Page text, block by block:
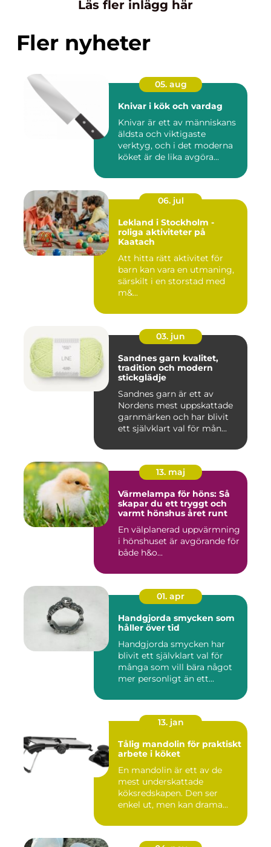
Läs fler inlägg här
Fler nyheter
05. aug
Knivar i kök och vardag
Knivar är ett av människans
äldsta och viktigaste
verktyg, och i det moderna
köket är de lika avgöra...
06. jul
Lekland i Stockholm -
roliga aktiviteter på
Kaatach
Att hitta rätt aktivitet för
barn kan vara en utmaning,
särskilt i en storstad med
m&...
03. jun
Sandnes garn kvalitet,
tradition och modern
stickglädje
Sandnes garn är ett av
Nordens mest uppskattade
garnmärken och har blivit
ett självklart val för mån...
13. maj
Värmelampa för höns: Så
skapar du ett tryggt och
varmt hönshus året runt
En välplanerad uppvärmning
i hönshuset är avgörande för
både h&o...
01. apr
Handgjorda smycken som
håller över tid
Handgjorda smycken har
blivit ett självklart val för
många som vill bära något
mer personligt än ett...
13. jan
Tålig mandolin för praktiskt
arbete i köket
En mandolin är ett av de
mest underskattade
köksredskapen. Den ser
enkel ut, men kan drama...